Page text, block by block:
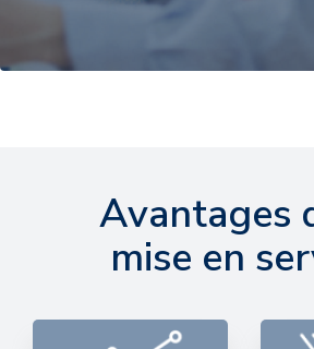
Avantages
mise en